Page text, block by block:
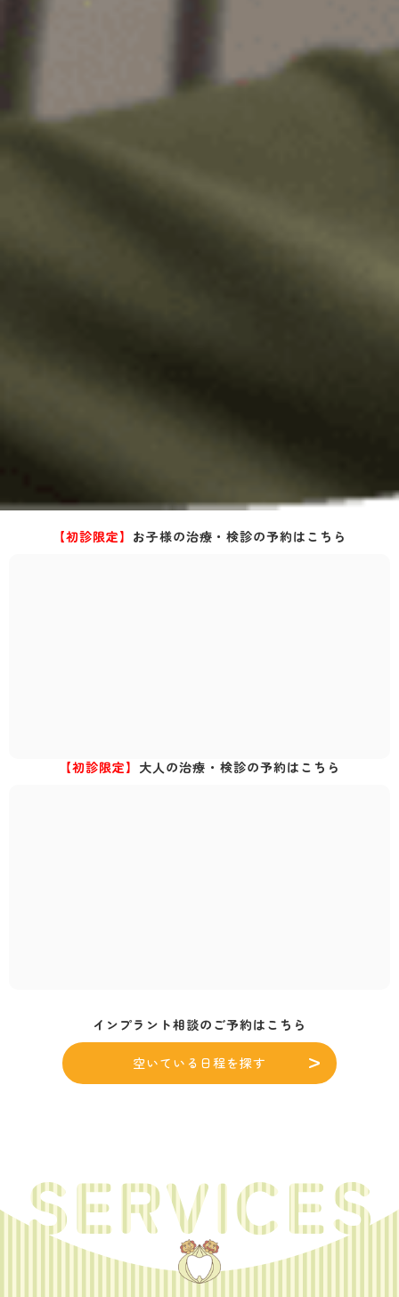
【初診限定】 お子様の治療・検診の予約はこちら
【初診限定】 大人の治療・検診の予約はこちら
インプラント相談のご予約はこちら
空いている日程を探す